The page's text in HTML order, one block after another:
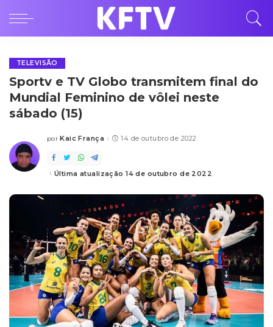
TELEVISÃO
Sportv e TV Globo transmitem final do
Mundial Feminino de vôlei neste
sábado (15)
Posted
por Kaic França 14 de outubro de 2022
Última atualização 14 de outubro de 2022